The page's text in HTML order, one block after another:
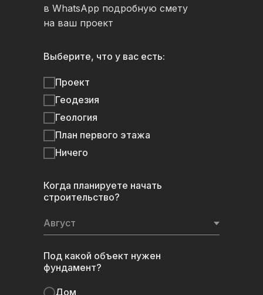
в WhatsApp подробную смету
на ваш проект
Выберите, что у вас есть:
Проект
Геодезия
Геология
План первого этажа
Ничего
Когда планируете начать
строительство?
Под какой объект нужен
фундамент?
Дом
+7 (495) 148-67-68